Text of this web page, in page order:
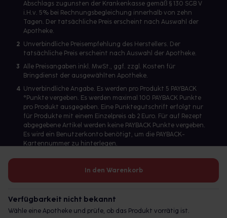
In den Warenkorb
Verfügbarkeit nicht bekannt
Wähle eine Apotheke und prüfe, ob das Produkt vorrätig ist.
Abschlags zugunsten der Krankenkasse gemäß § 130 SGB V
i.H.v. 5% bei Rechnungsbegleichung innerhalb von zehn
Tagen. Der tatsächliche Preis erscheint nach Auswahl der
Apotheke.
2 Unverbindliche Preisempfehlung des Herstellers. Der
tatsächliche Preis erscheint nach Auswahl der Apotheke.
3 Alle Preisangaben inkl. MwSt., ggf. zzgl. Kosten für
Bringdienst der ausgewählten Apotheke.
4 Unverbindliche Angabe. Es werden pro Produkt 5 PAYBACK
°Punkte vergeben. Es werden maximal 100 PAYBACK Punkte
pro Produkt ausgegeben. Eine Punktegutschrift erfolgt nur
für Produkte mit einem Einzelpreis ab 2 Euro. Für auf Rezept
abgegebene Artikel werden keine PAYBACK Punkte vergeben.
Es wird ein Benutzerkonto benötigt, um die PAYBACK-
Kartennummer zu hinterlegen.
Betreiber des Portals und verantwortlich: gesund.de GmbH &
© 2026 gesund.de GmbH & Co. KG